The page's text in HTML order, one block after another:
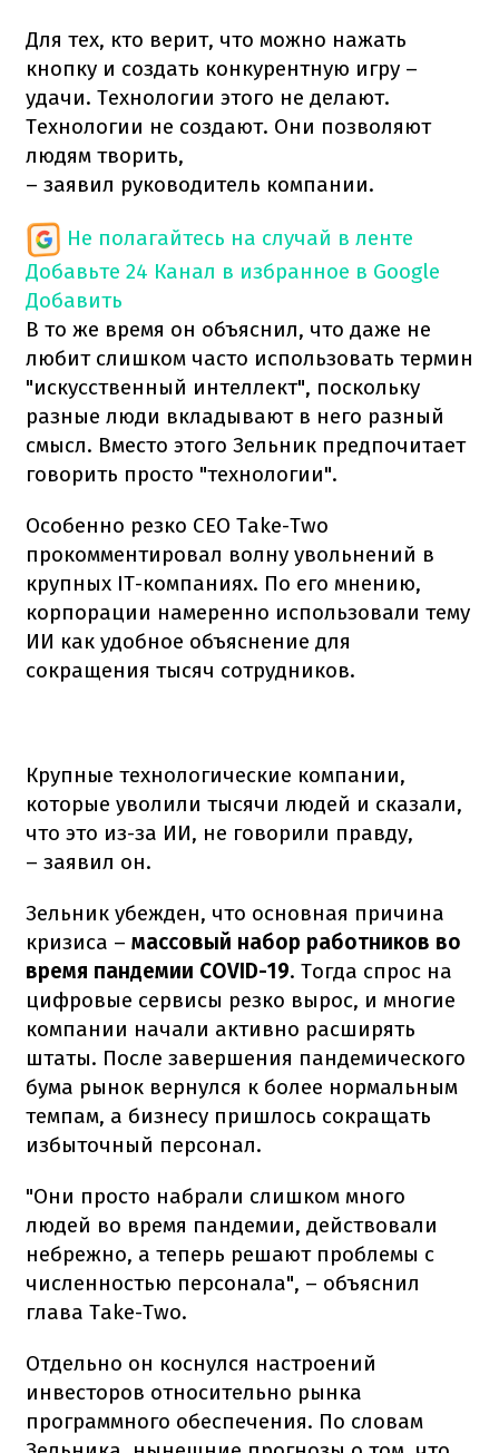
Для тех, кто верит, что можно нажать
кнопку и создать конкурентную игру –
удачи. Технологии этого не делают.
Технологии не создают. Они позволяют
людям творить,
– заявил руководитель компании.
Не полагайтесь на случай в ленте
Добавьте 24 Канал в избранное в Google
Добавить
В то же время он объяснил, что даже не
любит слишком часто использовать термин
"искусственный интеллект", поскольку
разные люди вкладывают в него разный
смысл. Вместо этого Зельник предпочитает
говорить просто "технологии".
Особенно резко CEO Take-Two
прокомментировал волну увольнений в
крупных IT-компаниях. По его мнению,
корпорации намеренно использовали тему
ИИ как удобное объяснение для
сокращения тысяч сотрудников.
Крупные технологические компании,
которые уволили тысячи людей и сказали,
что это из-за ИИ, не говорили правду,
– заявил он.
Зельник убежден, что основная причина
кризиса – массовый набор работников во
время пандемии COVID-19. Тогда спрос на
цифровые сервисы резко вырос, и многие
компании начали активно расширять
штаты. После завершения пандемического
бума рынок вернулся к более нормальным
темпам, а бизнесу пришлось сокращать
избыточный персонал.
"Они просто набрали слишком много
людей во время пандемии, действовали
небрежно, а теперь решают проблемы с
численностью персонала", – объяснил
глава Take-Two.
Отдельно он коснулся настроений
инвесторов относительно рынка
программного обеспечения. По словам